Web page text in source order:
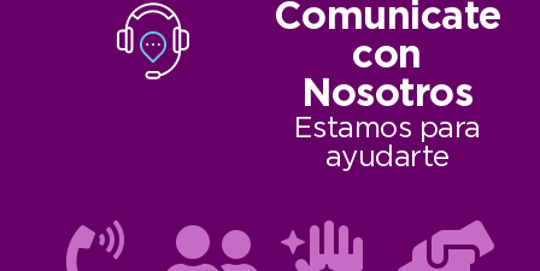
Comunicate
con
Nosotros
Estamos para
ayudarte